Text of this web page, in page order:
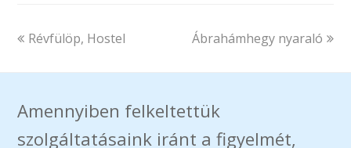
previous
Révfülöp, Hostel
next
Ábrahámhegy nyaraló
Amennyiben felkeltettük
szolgáltatásaink iránt a figyelmét,